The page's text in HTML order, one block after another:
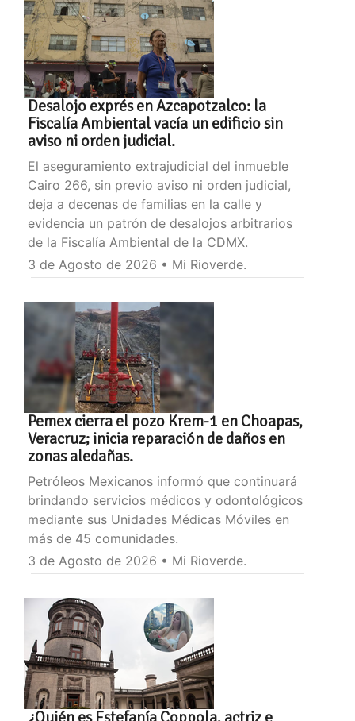
Desalojo exprés en Azcapotzalco: la
Fiscalía Ambiental vacía un edificio sin
aviso ni orden judicial.
El aseguramiento extrajudicial del inmueble
Cairo 266, sin previo aviso ni orden judicial,
deja a decenas de familias en la calle y
evidencia un patrón de desalojos arbitrarios
de la Fiscalía Ambiental de la CDMX.
3 de Agosto de 2026 • Mi Rioverde.
Pemex cierra el pozo Krem-1 en Choapas,
Veracruz; inicia reparación de daños en
zonas aledañas.
Petróleos Mexicanos informó que continuará
brindando servicios médicos y odontológicos
mediante sus Unidades Médicas Móviles en
más de 45 comunidades.
3 de Agosto de 2026 • Mi Rioverde.